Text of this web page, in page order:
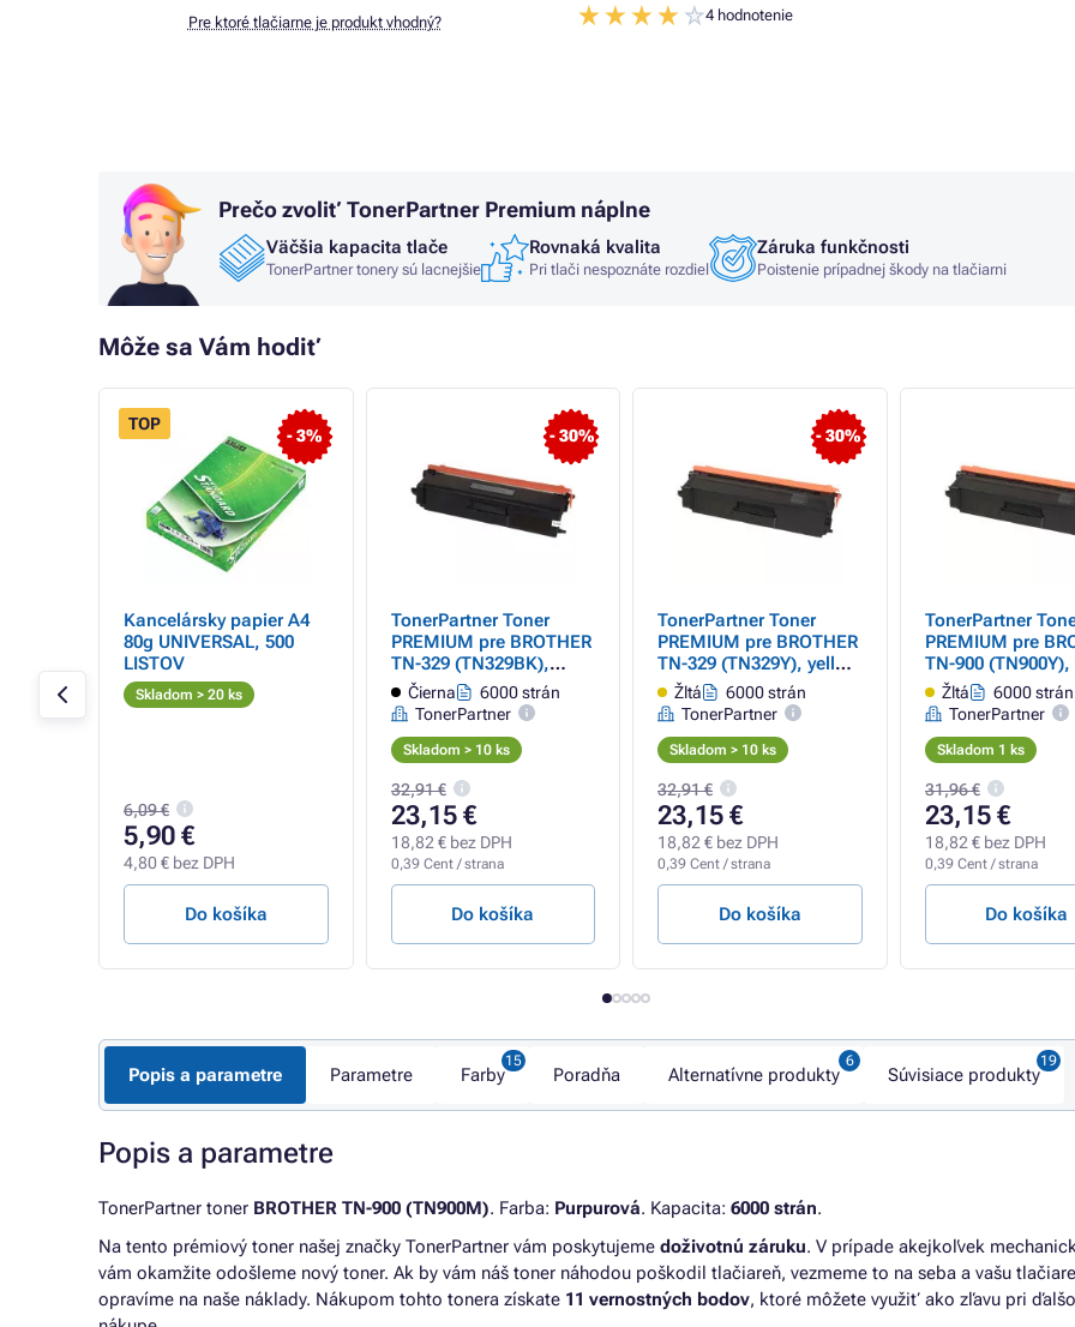
Pre ktoré tlačiarne je produkt vhodný? 4 hodnotenie
Prečo zvoliť TonerPartner Premium náplne
Väčšia kapacita tlače
TonerPartner tonery sú lacnejšie
Rovnaká kvalita
Pri tlači nespoznáte rozdiel
Záruka funkčnosti
Poistenie prípadnej škody na tlačiarni
Môže sa Vám hodiť
- 3%
TOP
Kancelársky papier A4
80g UNIVERSAL, 500
LISTOV
Skladom > 20 ks
6,09 €
5,90 €
4,80 € bez DPH
Do košíka
- 30%
TonerPartner Toner
PREMIUM pre BROTHER
TN-329 (TN329BK),
black (čierny)
Čierna
6000 strán
TonerPartner
Skladom > 10 ks
32,91 €
23,15 €
18,82 € bez DPH
0,39 Cent / strana
Do košíka
- 30%
TonerPartner Toner
PREMIUM pre BROTHER
TN-329 (TN329Y), yellow
(žltý)
Žltá
6000 strán
TonerPartner
Skladom > 10 ks
32,91 €
23,15 €
18,82 € bez DPH
0,39 Cent / strana
Do košíka
TonerPartner
PREMIUM pre
TN-900 (TN900Y),
(žltý)
Žltá
6000 strán
TonerPartner
Skladom 1 ks
31,96 €
23,15 €
18,82 € bez DPH
0,39 Cent / strana
Do košíka
Popis a parametre Parametre Farby Poradňa Alternatívne produkty Súvisiace produkty
Popis a parametre
TonerPartner toner BROTHER TN-900 (TN900M). Farba: Purpurová. Kapacita: 6000 strán.
Na tento prémiový toner našej značky TonerPartner vám poskytujeme doživotnú záruku. V prípade akejkoľvek
vám okamžite odošleme nový toner. Ak by vám náš toner náhodou poškodil tlačiareň, vezmeme to na seba a vašu
opravíme na naše náklady. Nákupom tohto tonera získate 11 vernostných bodov, ktoré môžete využiť ako zľavu pri